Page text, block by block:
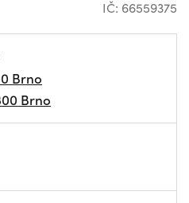
IČ: 66559375
Brno
Brno